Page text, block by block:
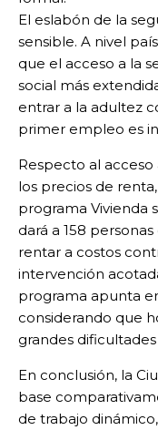
El eslabón de la
sensible. A nivel
que el acceso a la
social más
entrar a la adultez
primer empleo es
Respecto al
los precios de
programa Vivienda
dará a 158
rentar a costos
intervención
programa apunta
considerando que
grandes
En conclusión, la
base
de trabajo